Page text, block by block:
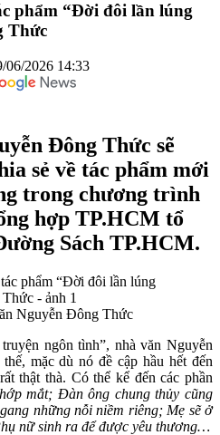
phẩm “Đời đôi lần lúng
Thức
06/2026 14:33
Đông Thức sẽ
sẻ về tác phẩm mới
trong chương trình
hợp TP.HCM tổ
Sách TP.HCM.
Nguyễn Đông Thức
ngôn tình”, nhà văn Nguyễn
mặc dù nó đề cập hầu hết đến
thật thà. Có thể kể đến các phần
mắt; Đàn ông chung thủy cũng
những nỗi niềm riêng; Mẹ sẽ ở
nữ sinh ra để được yêu thương…